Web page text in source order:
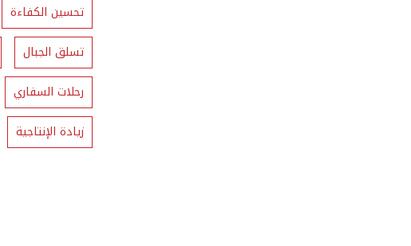
تحسين الكفاءة
تسلق الجبال
رحلات السفاري
زيادة الإنتاجية